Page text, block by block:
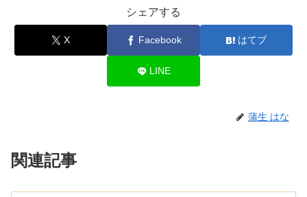
シェアする
X Facebook はてブ
LINE
蒲生 はな
関連記事